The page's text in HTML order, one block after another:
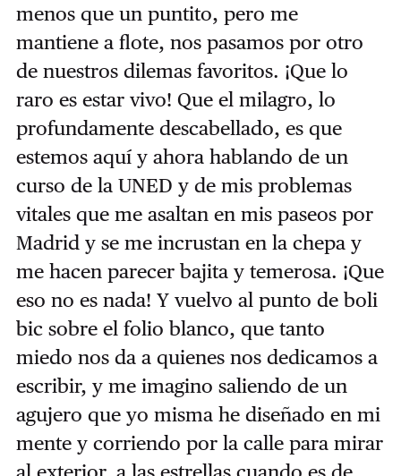
menos que un puntito, pero me
mantiene a flote, nos pasamos por otro
de nuestros dilemas favoritos. ¡Que lo
raro es estar vivo! Que el milagro, lo
profundamente descabellado, es que
estemos aquí y ahora hablando de un
curso de la UNED y de mis problemas
vitales que me asaltan en mis paseos por
Madrid y se me incrustan en la chepa y
me hacen parecer bajita y temerosa. ¡Que
eso no es nada! Y vuelvo al punto de boli
bic sobre el folio blanco, que tanto
miedo nos da a quienes nos dedicamos a
escribir, y me imagino saliendo de un
agujero que yo misma he diseñado en mi
mente y corriendo por la calle para mirar